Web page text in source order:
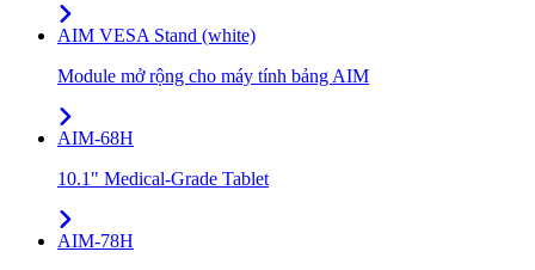
AIM VESA Stand (white)
Module mở rộng cho máy tính bảng AIM
AIM-68H
10.1" Medical-Grade Tablet
AIM-78H